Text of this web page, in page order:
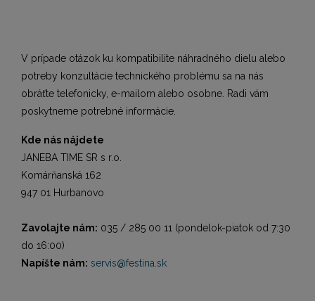
V prípade otázok ku kompatibilite náhradného dielu alebo
potreby konzultácie technického problému sa na nás
obráťte telefonicky, e-mailom alebo osobne. Radi vám
poskytneme potrebné informácie.
Kde nás nájdete
JANEBA TIME SR s r.o.
Komárňanská 162
947 01 Hurbanovo
Zavolajte nám: 035 / 285 00 11 (pondelok-piatok od 7:30
do 16:00)
Napíšte nám: servis@festina.sk